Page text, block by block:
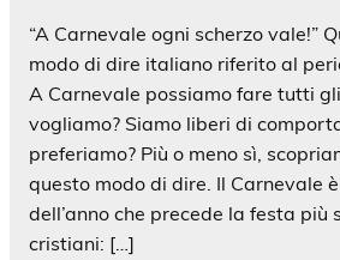
“A Carnevale ogni scherzo vale!”
modo di dire italiano riferito al
A Carnevale possiamo fare tutti
vogliamo? Siamo liberi di
preferiamo? Più o meno sì,
questo modo di dire. Il Carnevale
dell’anno che precede la festa più
cristiani: […]